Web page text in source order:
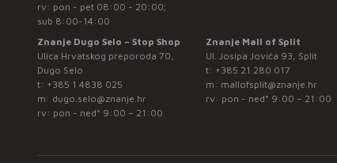
rv: pon - pet 08:00 - 20:00;
sub 8:00-14:00
Znanje Dugo Selo – Stop Shop
Ulica Hrvatskog preporoda 70,
Dugo Selo
t: +385 1 4838 025
m: dugo.selo@znanje.hr
rv: pon - ned* 9:00 – 21:00
Znanje Mall of Split
Ul. Josipa Jovića 93, Split
t: +385 21 280 017
m: mallofsplit@znanje.hr
rv: pon - ned* 9:00 – 21:00